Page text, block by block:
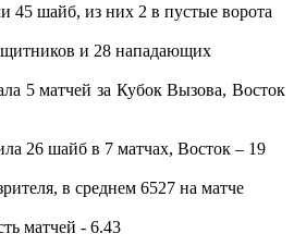
45 шайб, из них 2 в пустые ворота
и 28 нападающих
5 матчей за Кубок Вызова, Восток
26 шайб в 7 матчах, Восток – 19
в среднем 6527 на матче
матчей - 6.43